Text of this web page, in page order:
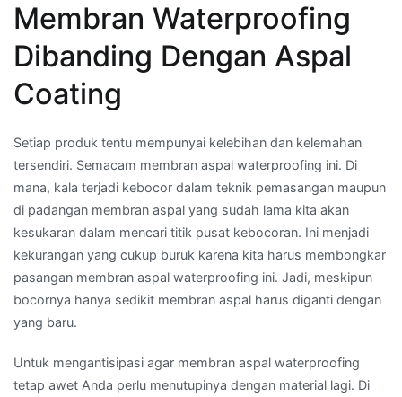
Membran Waterproofing
Dibanding Dengan Aspal
Coating
Setiap produk tentu mempunyai kelebihan dan kelemahan
tersendiri. Semacam membran aspal waterproofing ini. Di
mana, kala terjadi kebocor dalam teknik pemasangan maupun
di padangan membran aspal yang sudah lama kita akan
kesukaran dalam mencari titik pusat kebocoran. Ini menjadi
kekurangan yang cukup buruk karena kita harus membongkar
pasangan membran aspal waterproofing ini. Jadi, meskipun
bocornya hanya sedikit membran aspal harus diganti dengan
yang baru.
Untuk mengantisipasi agar membran aspal waterproofing
tetap awet Anda perlu menutupinya dengan material lagi. Di